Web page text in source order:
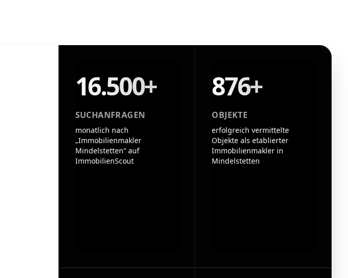
16.500+
SUCHANFRAGEN
monatlich nach
„Immobilienmakler
Mindelstetten“ auf
ImmobilienScout
876+
OBJEKTE
erfolgreich vermittelte
Objekte als etablierter
Immobilienmakler in
Mindelstetten